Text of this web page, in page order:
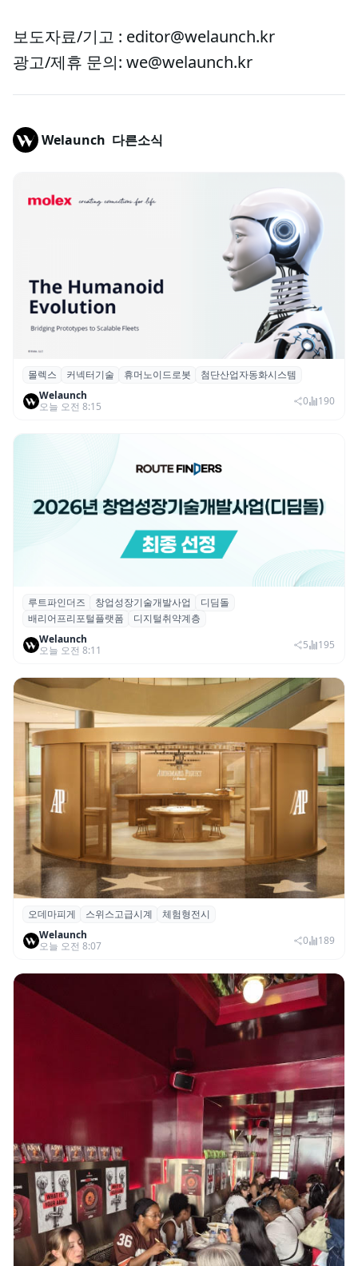
보도자료/기고 : editor@welaunch.kr
광고/제휴 문의: we@welaunch.kr
Welaunch 다른소식
몰렉스, 휴머노이드 로봇용 ‘MiniMix’ 하이
브리드 전원·신호 커넥터 공개
몰렉스 커넥터기술 휴머노이드로봇
첨단산업자동화시스템
Welaunch
오늘 오전 8:15
0 190
루트파인더즈, ‘2026 창업성장기술개발사업
(디딤돌)’ 선정
루트파인더즈 창업성장기술개발사업
디딤돌
배리어프리포털플랫폼
디지털취약계층
Welaunch
오늘 오전 8:11
5 195
오데마 피게, 부산 신세계 센텀시티서 체험
형 전시 ‘시간을 빚다’ 개최
오데마피게 스위스고급시계
체험형전시
Welaunch
오늘 오전 8:07
0 189